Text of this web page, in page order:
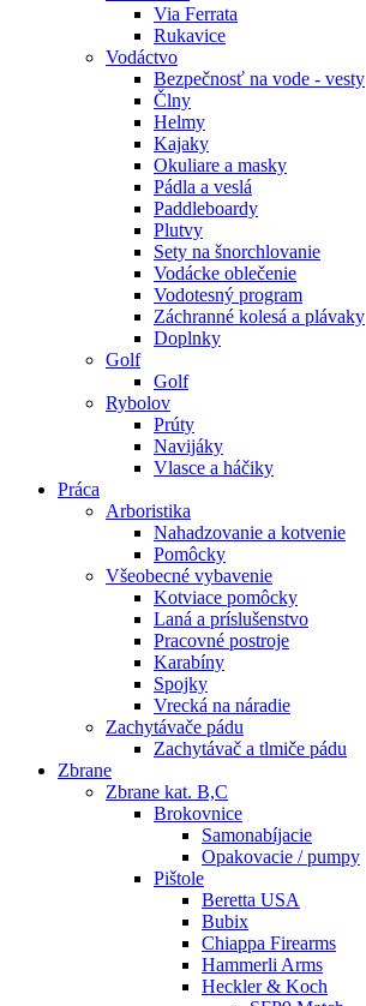
Via Ferrata
Rukavice
Vodáctvo
Bezpečnosť na vode - vesty
Člny
Helmy
Kajaky
Okuliare a masky
Pádla a veslá
Paddleboardy
Plutvy
Sety na šnorchlovanie
Vodácke oblečenie
Vodotesný program
Záchranné kolesá a plávaky
Doplnky
Golf
Golf
Rybolov
Prúty
Navijáky
Vlasce a háčiky
Práca
Arboristika
Nahadzovanie a kotvenie
Pomôcky
Všeobecné vybavenie
Kotviace pomôcky
Laná a príslušenstvo
Pracovné postroje
Karabíny
Spojky
Vrecká na náradie
Zachytávače pádu
Zachytávač a tlmiče pádu
Zbrane
Zbrane kat. B,C
Brokovnice
Samonabíjacie
Opakovacie / pumpy
Pištole
Beretta USA
Bubix
Chiappa Firearms
Hammerli Arms
Heckler & Koch